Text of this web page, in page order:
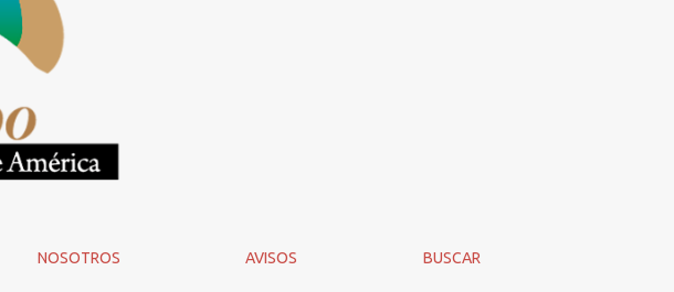
NOSOTROS AVISOS BUSCAR